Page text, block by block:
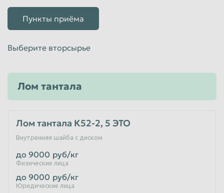
Пункты приёма
Выберите вторсырье
Лом тантала
Лом тантала К52-2, 5 ЭТО
Внутренняя шайба с диском
Физические лица
до 9000 руб/кг
Юридические лица
до 9000 руб/кг